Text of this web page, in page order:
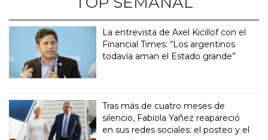
La entrevista de Axel Kicillof con el
Financial Times: “Los argentinos
todavía aman el Estado grande”
Tras más de cuatro meses de
silencio, Fabiola Yañez reapareció
en sus redes sociales: el posteo y el